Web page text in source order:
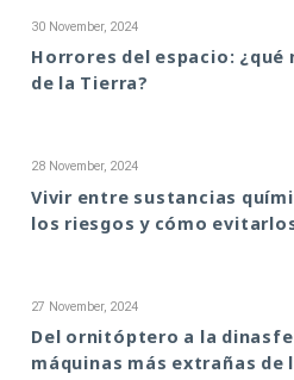
30 November, 2024
Horrores del espacio: ¿qué
de la Tierra?
28 November, 2024
Vivir entre sustancias
los riesgos y cómo
27 November, 2024
Del ornitóptero a la
máquinas más extrañas de